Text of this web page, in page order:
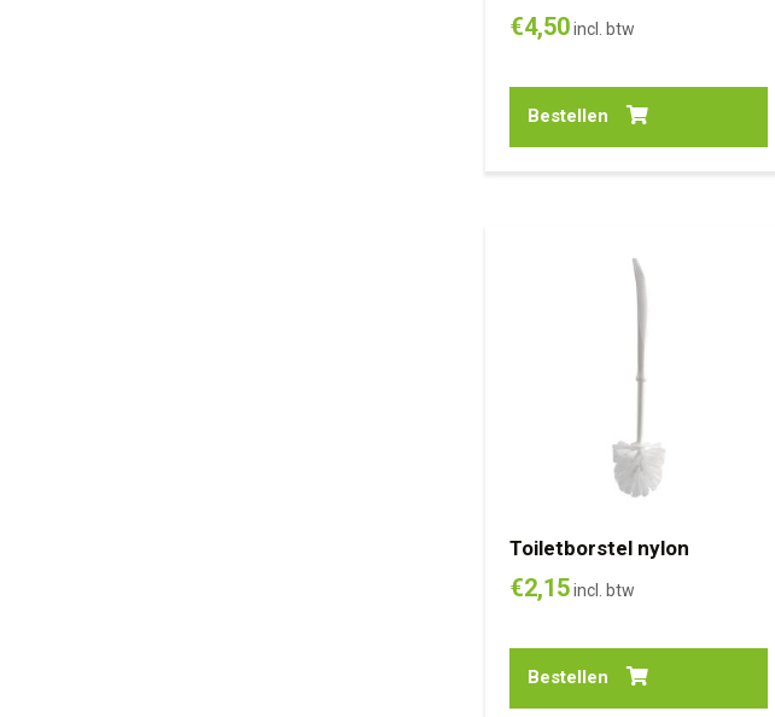
€4,50incl. btw
Bestellen
Toiletborstel nylon
€2,15incl. btw
Bestellen